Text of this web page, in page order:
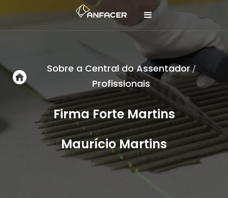
Sobre a Central do Assentador/
Profissionais
Firma Forte Martins
Maurício Martins